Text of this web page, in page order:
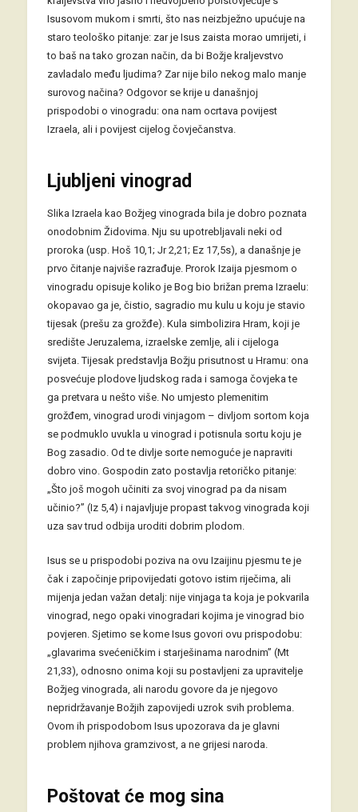
Isusovom mukom i smrti, što nas neizbježno upućuje na
staro teološko pitanje: zar je Isus zaista morao umrijeti, i
to baš na tako grozan način, da bi Božje kraljevstvo
zavladalo među ljudima? Zar nije bilo nekog malo manje
surovog načina? Odgovor se krije u današnjoj
prispodobi o vinogradu: ona nam ocrtava povijest
Izraela, ali i povijest cijelog čovječanstva.
Ljubljeni vinograd
Slika Izraela kao Božjeg vinograda bila je dobro poznata
onodobnim Židovima. Nju su upotrebljavali neki od
proroka (usp. Hoš 10,1; Jr 2,21; Ez 17,5s), a današnje je
prvo čitanje najviše razrađuje. Prorok Izaija pjesmom o
vinogradu opisuje koliko je Bog bio brižan prema Izraelu:
okopavao ga je, čistio, sagradio mu kulu u koju je stavio
tijesak (prešu za grožđe). Kula simbolizira Hram, koji je
središte Jeruzalema, izraelske zemlje, ali i cijeloga
svijeta. Tijesak predstavlja Božju prisutnost u Hramu: ona
posvećuje plodove ljudskog rada i samoga čovjeka te
ga pretvara u nešto više. No umjesto plemenitim
grožđem, vinograd urodi vinjagom – divljom sortom koja
se podmuklo uvukla u vinograd i potisnula sortu koju je
Bog zasadio. Od te divlje sorte nemoguće je napraviti
dobro vino. Gospodin zato postavlja retoričko pitanje:
„Što još mogoh učiniti za svoj vinograd pa da nisam
učinio?” (Iz 5,4) i najavljuje propast takvog vinograda koji
uza sav trud odbija uroditi dobrim plodom.
Isus se u prispodobi poziva na ovu Izaijinu pjesmu te je
čak i započinje pripovijedati gotovo istim riječima, ali
mijenja jedan važan detalj: nije vinjaga ta koja je pokvarila
vinograd, nego opaki vinogradari kojima je vinograd bio
povjeren. Sjetimo se kome Isus govori ovu prispodobu:
„glavarima svećeničkim i starješinama narodnim” (Mt
21,33), odnosno onima koji su postavljeni za upravitelje
Božjeg vinograda, ali narodu govore da je njegovo
nepridržavanje Božjih zapovijedi uzrok svih problema.
Ovom ih prispodobom Isus upozorava da je glavni
problem njihova gramzivost, a ne grijesi naroda.
Poštovat će mog sina